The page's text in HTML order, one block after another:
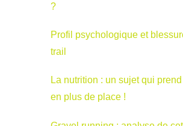
?
Profil psychologique et
trail
La nutrition : un sujet qui
en plus de place !